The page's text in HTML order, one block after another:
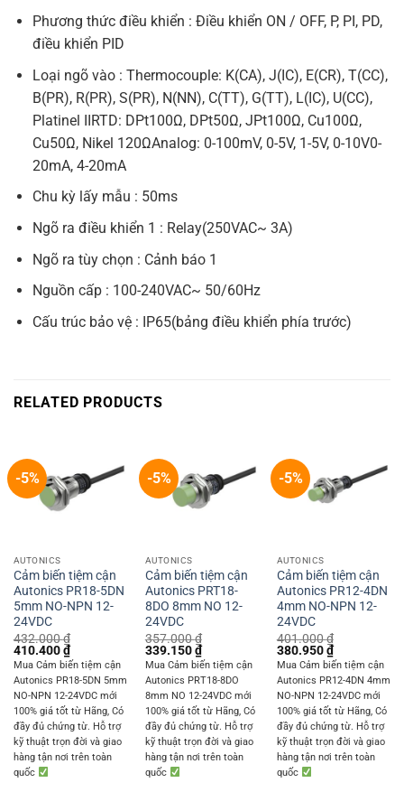
Phương thức điều khiển : Điều khiển ON / OFF, P, PI, PD,
điều khiển PID
Loại ngõ vào : Thermocouple: K(CA), J(IC), E(CR), T(CC),
B(PR), R(PR), S(PR), N(NN), C(TT), G(TT), L(IC), U(CC),
Platinel IIRTD: DPt100Ω, DPt50Ω, JPt100Ω, Cu100Ω,
Cu50Ω, Nikel 120ΩAnalog: 0-100mV, 0-5V, 1-5V, 0-10V0-
20mA, 4-20mA
Chu kỳ lấy mẫu : 50ms
Ngõ ra điều khiển 1 : Relay(250VAC~ 3A)
Ngõ ra tùy chọn : Cảnh báo 1
Nguồn cấp : 100-240VAC~ 50/60Hz
Cấu trúc bảo vệ : IP65(bảng điều khiển phía trước)
RELATED PRODUCTS
-5%
AUTONICS
Cảm biến tiệm cận
Autonics PR18-5DN
5mm NO-NPN 12-
24VDC
432.000₫
Original
price
was:
432.000 ₫.
410.400₫Current
price
is:
410.400 ₫.
Mua Cảm biến tiệm cận
Autonics PR18-5DN 5mm
NO-NPN 12-24VDC mới
100% giá tốt từ Hãng, Có
đầy đủ chứng từ. Hỗ trợ
kỹ thuật trọn đời và giao
hàng tận nơi trên toàn
quốc
-5%
AUTONICS
Cảm biến tiệm cận
Autonics PRT18-
8DO 8mm NO 12-
24VDC
357.000₫
Original
price
was:
357.000 ₫.
339.150₫Current
price
is:
339.150 ₫.
Mua Cảm biến tiệm cận
Autonics PRT18-8DO
8mm NO 12-24VDC mới
100% giá tốt từ Hãng, Có
đầy đủ chứng từ. Hỗ trợ
kỹ thuật trọn đời và giao
hàng tận nơi trên toàn
quốc
-5%
AUTONICS
Cảm biến tiệm cận
Autonics PR12-4DN
4mm NO-NPN 12-
24VDC
401.000₫
Original
price
was:
401.000 ₫.
380.950₫Current
price
is:
380.950 ₫.
Mua Cảm biến tiệm cận
Autonics PR12-4DN 4mm
NO-NPN 12-24VDC mới
100% giá tốt từ Hãng, Có
đầy đủ chứng từ. Hỗ trợ
kỹ thuật trọn đời và giao
hàng tận nơi trên toàn
quốc